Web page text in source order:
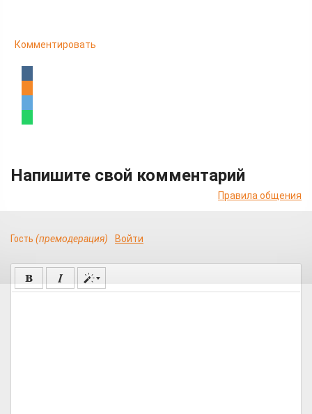
Комментировать
Напишите свой комментарий
Правила общения
Гость (премодерация) Войти